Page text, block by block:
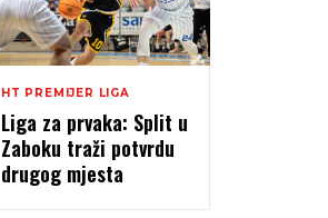
HT PREMIJER LIGA
Liga za prvaka: Split u
Zaboku traži potvrdu
drugog mjesta